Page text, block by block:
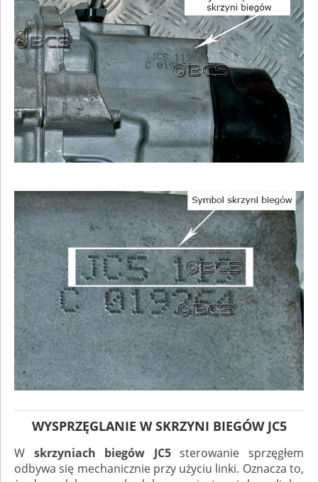
WYSPRZĘGLANIE W SKRZYNI BIEGÓW JC5
W skrzyniach biegów JC5sterowanie sprzęgłem
odbywa się mechanicznie przy użyciu linki. Oznacza to,